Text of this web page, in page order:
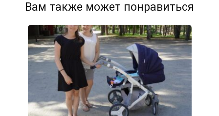
Вам также может понравиться